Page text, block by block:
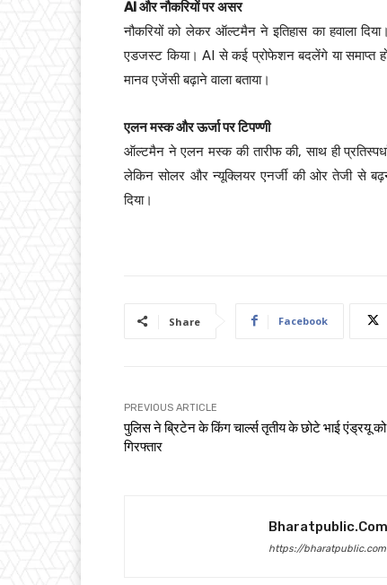
AI और नौकरियों पर असर
नौकरियों को लेकर ऑल्टमैन ने इतिहास का हवाला
एडजस्ट किया। AI से कई प्रोफेशन बदलेंगे या समाप्त
मानव एजेंसी बढ़ाने वाला बताया।
एलन मस्क और ऊर्जा पर टिपण्णी
ऑल्टमैन ने एलन मस्क की तारीफ की, साथ ही
लेकिन सोलर और न्यूक्लियर एनर्जी की ओर तेजी से
दिया।
Share Facebook
PREVIOUS ARTICLE
पुलिस ने ब्रिटेन के किंग चार्ल्स तृतीय के छोटे भाई एंड्रयू को
गिरफ्तार
Bharatpublic.com
https://bharatpublic.com